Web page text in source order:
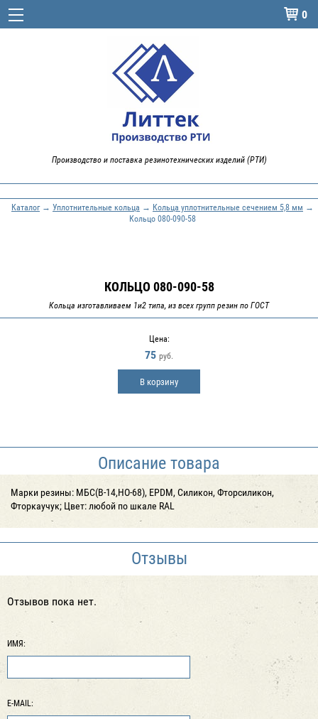
 0
Производство и поставка резинотехнических изделий (РТИ)
Каталог→ Уплотнительные кольца → Кольца уплотнительные сечением 5,8 мм →
Кольцо 080-090-58
КОЛЬЦО 080-090-58
Кольца изготавливаем 1и2 типа, из всех групп резин по ГОСТ
Цена:
75 руб.
В корзину
Описание товара
Марки резины: МБС(В-14,НО-68), EPDM, Силикон, Фторсиликон,
Фторкаучук; Цвет: любой по шкале RAL
Отзывы
Отзывов пока нет.
ИМЯ:
E-MAIL: